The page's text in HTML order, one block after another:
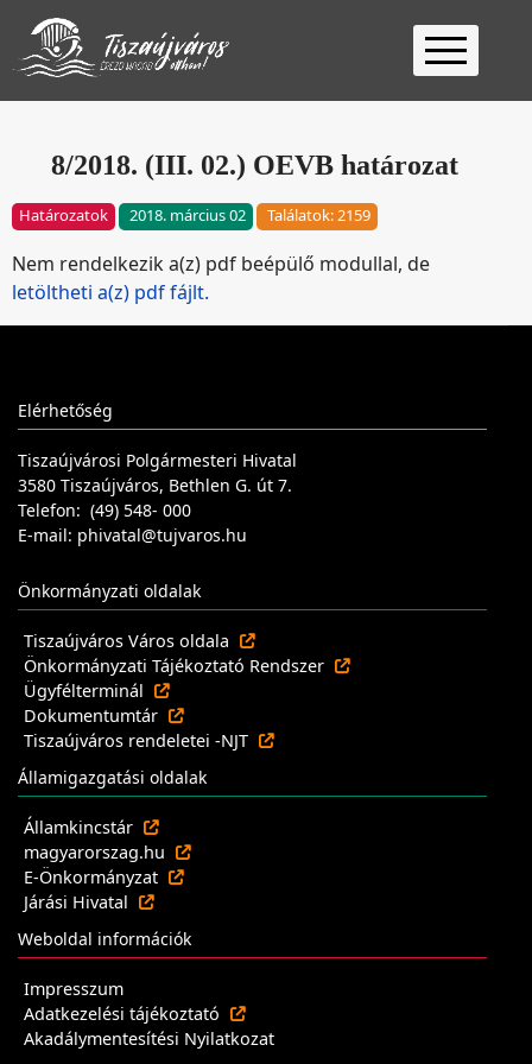
Kezdőlap
2026
8/2018. (III. 02.) OEVB határozat
Határozatok 2018. március 02 Találatok: 2159
Nem rendelkezik a(z) pdf beépülő modullal, de
letöltheti a(z) pdf fájlt.
Elérhetőség
Tiszaújvárosi Polgármesteri Hivatal
3580 Tiszaújváros, Bethlen G. út 7.
Telefon: (49) 548- 000
E-mail: phivatal@tujvaros.hu
Önkormányzati oldalak
Tiszaújváros Város oldala
Önkormányzati Tájékoztató Rendszer
Ügyfélterminál
Dokumentumtár
Tiszaújváros rendeletei -NJT
Államigazgatási oldalak
Államkincstár
magyarorszag.hu
E-Önkormányzat
Járási Hivatal
Weboldal információk
Impresszum
Adatkezelési tájékoztató
Akadálymentesítési Nyilatkozat